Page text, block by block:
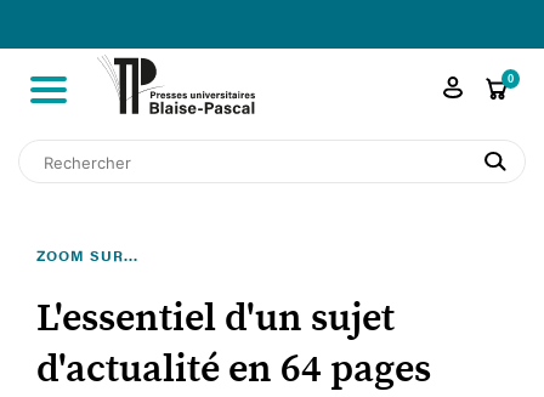
shopping_cart0

search
ZOOM SUR...
L'essentiel d'un sujet
d'actualité en 64 pages